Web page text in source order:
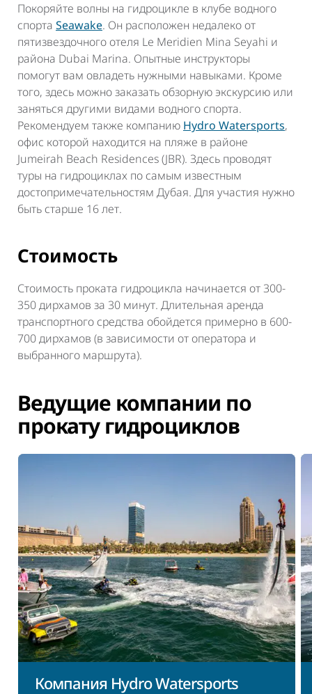
Покоряйте волны на гидроцикле в клубе водного
спорта Seawake. Он расположен недалеко от
пятизвездочного отеля Le Meridien Mina Seyahi и
района Dubai Marina. Опытные инструкторы
помогут вам овладеть нужными навыками. Кроме
того, здесь можно заказать обзорную экскурсию или
заняться другими видами водного спорта.
Рекомендуем также компанию Hydro Watersports,
офис которой находится на пляже в районе
Jumeirah Beach Residences (JBR). Здесь проводят
туры на гидроциклах по самым известным
достопримечательностям Дубая. Для участия нужно
быть старше 16 лет.
Стоимость
Стоимость проката гидроцикла начинается от 300-
350 дирхамов за 30 минут. Длительная аренда
транспортного средства обойдется примерно в 600-
700 дирхамов (в зависимости от оператора и
выбранного маршрута).
Ведущие компании по
прокату гидроциклов
Компания Hydro Watersports